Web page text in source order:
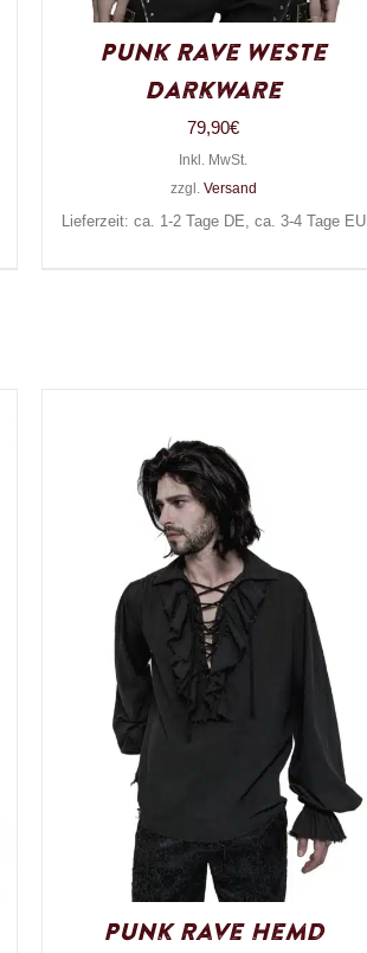
Punk Rave Weste
Darkware
79,90€
Inkl. MwSt.
zzgl. Versand
Lieferzeit: ca. 1-2 Tage DE, ca. 3-4 Tage EU
Punk Rave Hemd